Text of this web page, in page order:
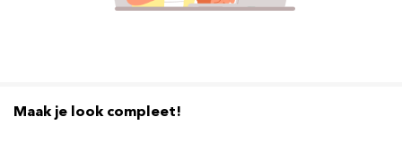
Maak je look compleet!